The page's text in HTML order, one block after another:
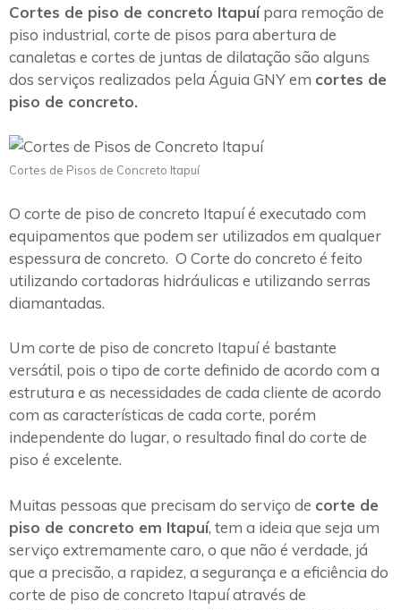
Cortes de piso de concreto Itapuípara remoção de
piso industrial, corte de pisos para abertura de
canaletas e cortes de juntas de dilatação são alguns
dos serviços realizados pela Águia GNY em cortes de
piso de concreto.
Cortes de Pisos de Concreto Itapuí
O corte de piso de concreto Itapuí é executado com
equipamentos que podem ser utilizados em qualquer
espessura de concreto. O Corte do concreto é feito
utilizando cortadoras hidráulicas e utilizando serras
diamantadas.
Um corte de piso de concreto Itapuí é bastante
versátil, pois o tipo de corte definido de acordo com a
estrutura e as necessidades de cada cliente de acordo
com as características de cada corte, porém
independente do lugar, o resultado final do corte de
piso é excelente.
Muitas pessoas que precisam do serviço de corte de
piso de concreto em Itapuí, tem a ideia que seja um
serviço extremamente caro, o que não é verdade, já
que a precisão, a rapidez, a segurança e a eficiência do
corte de piso de concreto Itapuí através de